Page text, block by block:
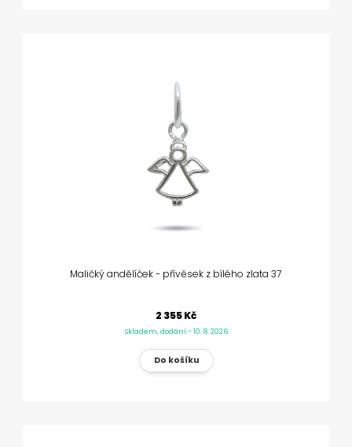
Maličký andělíček - přívěsek z bílého zlata 37
2 355 Kč
Skladem, dodání - 10. 8. 2026